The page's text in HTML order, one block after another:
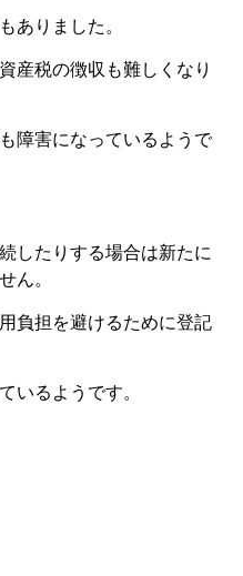
ありました。
産税の徴収も難しくなり
障害になっているようで
したりする場合は新たに
ん。
負担を避けるために登記
いるようです。